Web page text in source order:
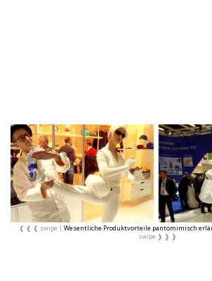
Wesentliche Produktvorteile pantomimisch